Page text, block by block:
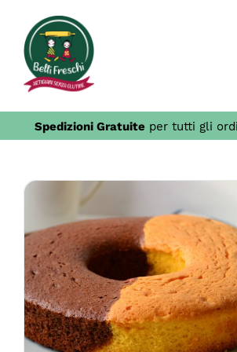
contenuto
Spedizioni Gratuiteper tutti gli
SCEGLI QUESTO
PRODOTTO
HA
/